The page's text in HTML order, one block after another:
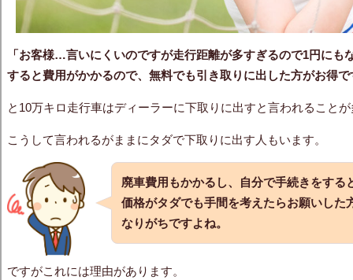
「お客様…言いにくいのですが走行距離が多すぎるので1円にも
すると費用がかかるので、無料でも引き取りに出した方がお得で
と10万キロ走行車はディーラーに下取りに出すと言われること
こうして言われるがままにタダで下取りに出す人もいます。
廃車費用もかかるし、自分で手続きをする
価格がタダでも手間を考えたらお願いし
なりがちですよね。
ですがこれには理由があります。